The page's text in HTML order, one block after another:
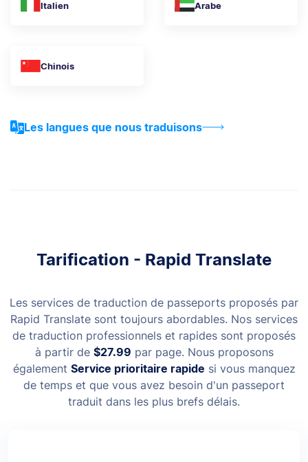
Italien Arabe
Chinois
Les langues que nous traduisons
Tarification - Rapid Translate
Les services de traduction de passeports proposés par
Rapid Translate sont toujours abordables. Nos services
de traduction professionnels et rapides sont proposés
à partir de $27.99 par page. Nous proposons
également Service prioritaire rapide si vous manquez
de temps et que vous avez besoin d'un passeport
traduit dans les plus brefs délais.